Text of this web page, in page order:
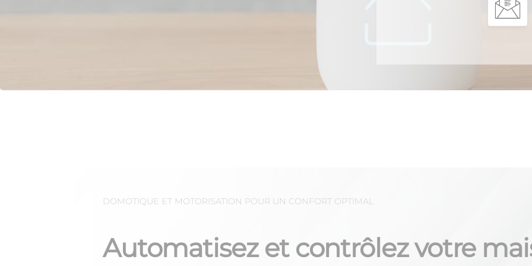
DOMOTIQUE ET MOTORISATION POUR UN CONFORT OPTIMAL
Automatisez et contrôlez votre